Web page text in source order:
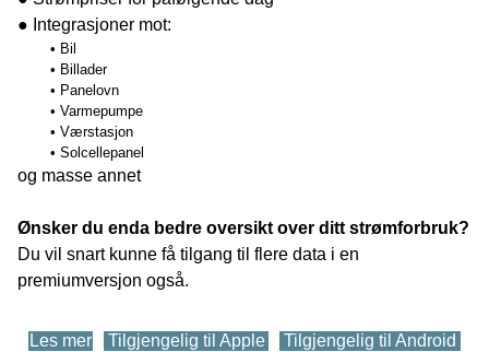
● Integrasjoner mot:
Bil
Billader
Panelovn
Varmepumpe
Værstasjon
Solcellepanel
og masse annet
Ønsker du enda bedre oversikt over ditt strømforbruk?
Du vil snart kunne få tilgang til flere data i en
premiumversjon også.
Les mer Tilgjengelig til Apple Tilgjengelig til Android